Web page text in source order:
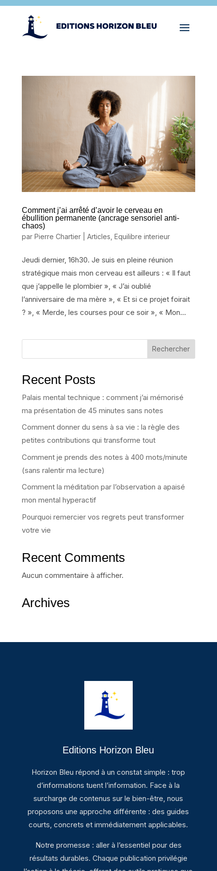
Comment j’ai arrêté d’avoir le cerveau en
ébullition permanente (ancrage sensoriel anti-
chaos)
par Pierre Chartier| Articles Equilibre interieur
Jeudi dernier, 16h30. Je suis en pleine réunion
stratégique mais mon cerveau est ailleurs : « Il faut
que j’appelle le plombier », « J’ai oublié
l’anniversaire de ma mère », « Et si ce projet foirait
? », « Merde, les courses pour ce soir », « Mon...
Rechercher
Recent Posts
Palais mental technique : comment j’ai mémorisé
ma présentation de 45 minutes sans notes
Comment donner du sens à sa vie : la règle des
petites contributions qui transforme tout
Comment je prends des notes à 400 mots/minute
(sans ralentir ma lecture)
Comment la méditation par l’observation a apaisé
mon mental hyperactif
Pourquoi remercier vos regrets peut transformer
votre vie
Recent Comments
Aucun commentaire à afficher.
Archives
Editions Horizon Bleu
Horizon Bleu répond à un constat simple : trop
d’informations tuent l’information. Face à la
surcharge de contenus sur le bien-être, nous
proposons une approche différente : des guides
courts, concrets et immédiatement applicables.
Notre promesse : aller à l’essentiel pour des
résultats durables. Chaque publication privilégie